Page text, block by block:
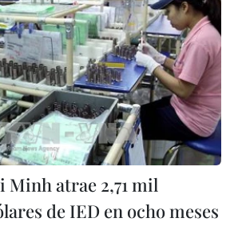
Minh atrae 2,71 mil
de IED en ocho meses